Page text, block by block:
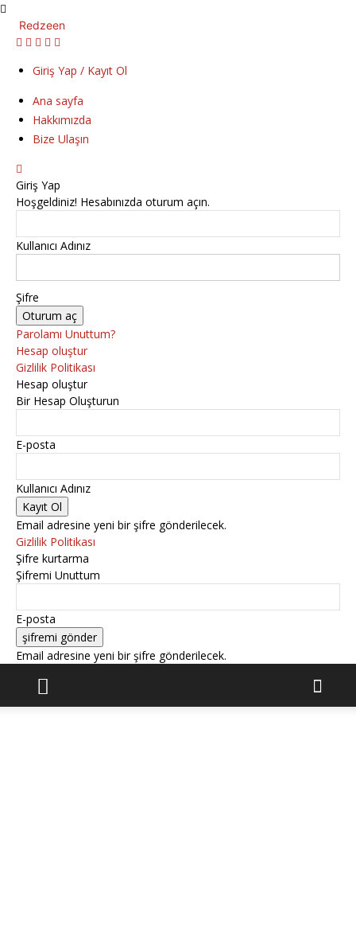
Redzeen
Giriş Yap / Kayıt Ol
Ana sayfa
Hakkımızda
Bize Ulaşın
Giriş Yap
Hoşgeldiniz! Hesabınızda oturum açın.
Kullanıcı Adınız
Şifre
Parolamı Unuttum?
Hesap oluştur
Gizlilik Politikası
Hesap oluştur
Bir Hesap Oluşturun
E-posta
Kullanıcı Adınız
Email adresine yeni bir şifre gönderilecek.
Gizlilik Politikası
Şifre kurtarma
Şifremi Unuttum
E-posta
Email adresine yeni bir şifre gönderilecek.